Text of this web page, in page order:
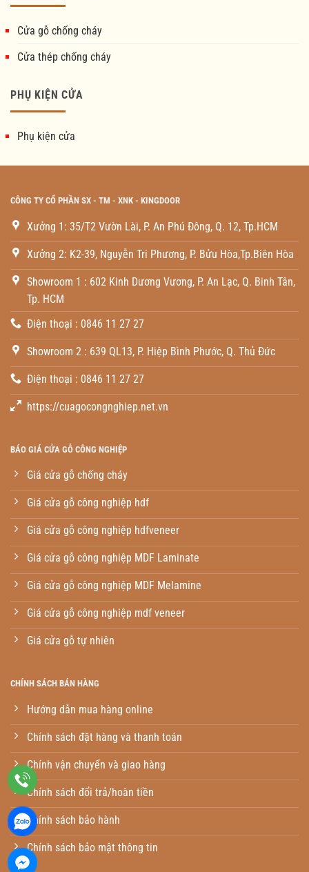
Cửa gỗ chống cháy
Cửa thép chống cháy
PHỤ KIỆN CỬA
Phụ kiện cửa
CÔNG TY CỔ PHẦN SX - TM - XNK - KINGDOOR
Xưởng 1: 35/T2 Vườn Lài, P. An Phú Đông, Q. 12, Tp.HCM
Xưởng 2: K2-39, Nguyễn Tri Phương, P. Bửu Hòa,Tp.Biên Hòa
Showroom 1 : 602 Kinh Dương Vương, P. An Lạc, Q. Binh Tân,
Tp. HCM
Điện thoại : 0846 11 27 27
Showroom 2 : 639 QL13, P. Hiệp Bình Phước, Q. Thủ Đức
Điện thoại : 0846 11 27 27
https://cuagocongnghiep.net.vn
BÁO GIÁ CỬA GỖ CÔNG NGHIỆP
Giá cửa gỗ chống cháy
Giá cửa gỗ công nghiệp hdf
Giá cửa gỗ công nghiệp hdfveneer
Giá cửa gỗ công nghiệp MDF Laminate
Giá cửa gỗ công nghiệp MDF Melamine
Giá cửa gỗ công nghiệp mdf veneer
Giá cửa gỗ tự nhiên
CHÍNH SÁCH BÁN HÀNG
Hướng dẫn mua hàng online
Chính sách đặt hàng và thanh toán
Chính vận chuyển và giao hàng
Chính sách đổi trả/hoàn tiền
Chính sách bảo hành
Chính sách bảo mật thông tin